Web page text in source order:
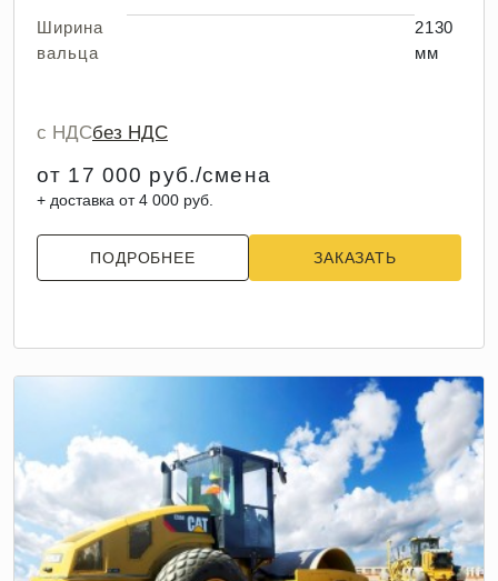
Ширина
вальца
2130
мм
с НДСбез НДС
от 17 000 руб./смена
+ доставка от 4 000 руб.
ПОДРОБНЕЕ ЗАКАЗАТЬ